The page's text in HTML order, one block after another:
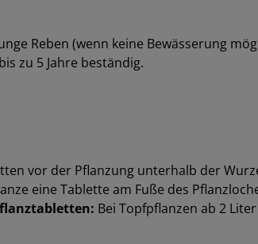
Reben (wenn keine Bewässerung
zu 5 Jahre beständig.
vor der Pflanzung unterhalb der
eine Tablette am Fuße des
Bei Topfpflanzen ab 2